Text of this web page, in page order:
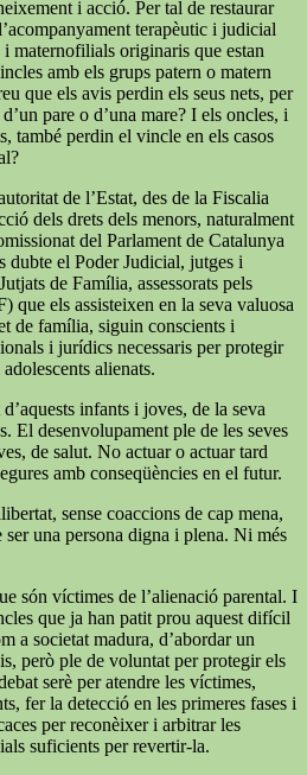
i acció. Per tal de restaurar
terapèutic i judicial
maternofilials originaris que estan
amb els grups patern o matern
que els avis perdin els seus nets, per
pare o d’una mare? I els oncles, i
també perdin el vincle en els casos
de l’Estat, des de la Fiscalia
dels drets dels menors, naturalment
del Parlament de Catalunya
dubte el Poder Judicial, jutges i
de Família, assessorats pels
que els assisteixen en la seva valuosa
de família, siguin conscients i
i jurídics necessaris per protegir
alienats.
infants i joves, de la seva
El desenvolupament ple de les seves
de salut. No actuar o actuar tard
amb conseqüències en el futur.
sense coaccions de cap mena,
ser una persona digna i plena. Ni més
són víctimes de l’alienació parental. I
que ja han patit prou aquest difícil
a societat madura, d’abordar un
però ple de voluntat per protegir els
serè per atendre les víctimes,
fer la detecció en les primeres fases i
per reconèixer i arbitrar les
suficients per revertir-la.